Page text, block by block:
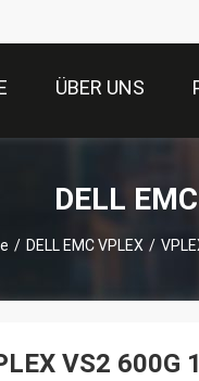
ÜBER UNS
DELL
/ DELL EMC VPLEX /
VS2